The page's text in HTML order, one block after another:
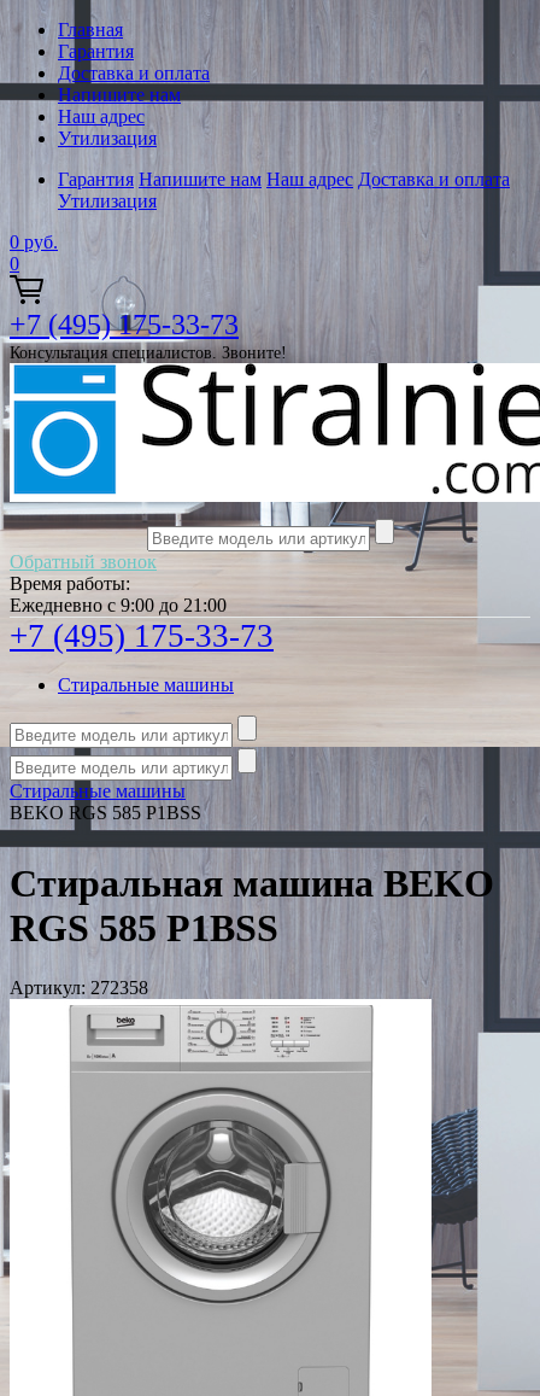
Главная
Гарантия
Доставка и оплата
Напишите нам
Наш адрес
Утилизация
Гарантия Напишите нам Наш адрес Доставка и оплата
Утилизация
0 руб.
0
+7 (495) 175-33-73
Консультация специалистов. Звоните!
Обратный звонок
Время работы:
Ежедневно с 9:00 до 21:00
+7 (495) 175-33-73
Стиральные машины
Стиральные машины
BEKO RGS 585 P1BSS
Стиральная машина BEKO
RGS 585 P1BSS
Артикул: 272358